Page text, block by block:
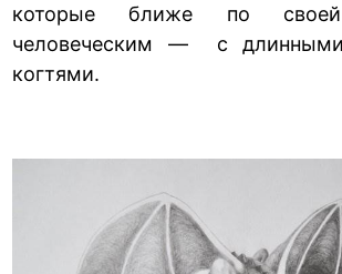
которые ближе по
человеческим — с
когтями.